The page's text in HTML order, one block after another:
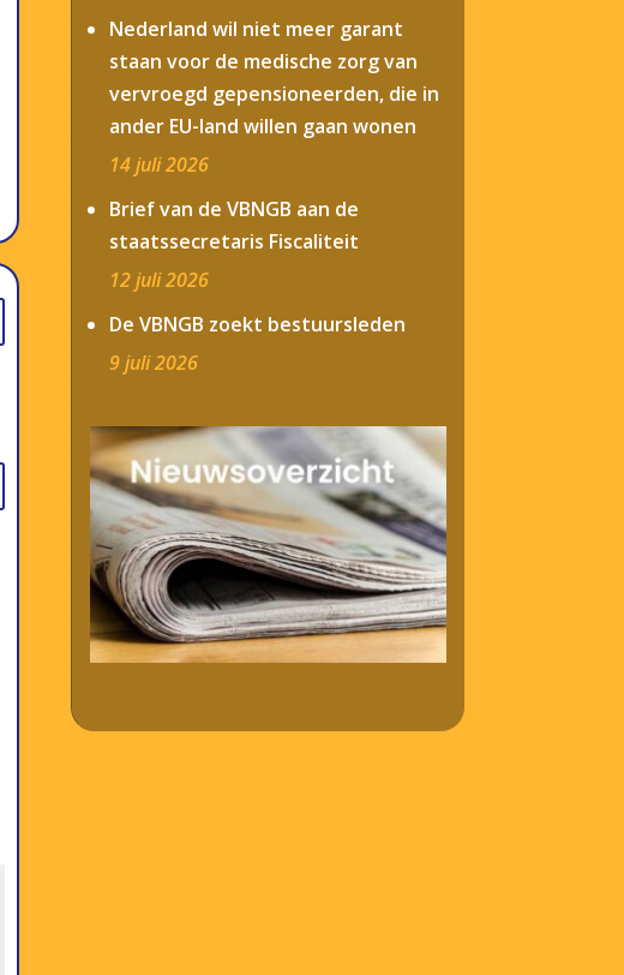
Nederland wil niet meer garant
staan voor de medische zorg van
vervroegd gepensioneerden, die in
ander EU-land willen gaan wonen
14 juli 2026
Brief van de VBNGB aan de
staatssecretaris Fiscaliteit
12 juli 2026
De VBNGB zoekt bestuursleden
9 juli 2026